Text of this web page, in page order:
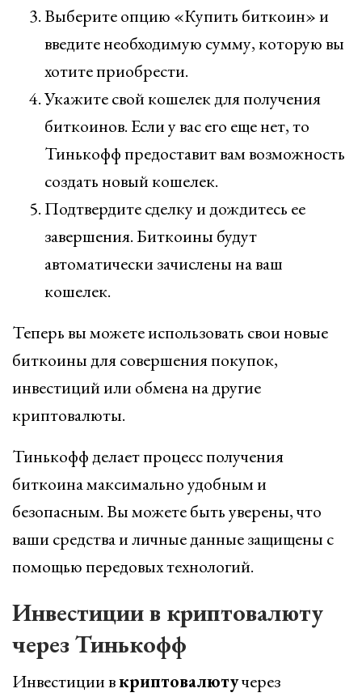
Выберите опцию «Купить биткоин» и
введите необходимую сумму, которую вы
хотите приобрести.
Укажите свой кошелек для получения
биткоинов. Если у вас его еще нет, то
Тинькофф предоставит вам возможность
создать новый кошелек.
Подтвердите сделку и дождитесь ее
завершения. Биткоины будут
автоматически зачислены на ваш
кошелек.
Теперь вы можете использовать свои новые
биткоины для совершения покупок,
инвестиций или обмена на другие
криптовалюты.
Тинькофф делает процесс получения
биткоина максимально удобным и
безопасным. Вы можете быть уверены, что
ваши средства и личные данные защищены с
помощью передовых технологий.
Инвестиции в криптовалюту
через Тинькофф
Инвестиции вкриптовалютучерез